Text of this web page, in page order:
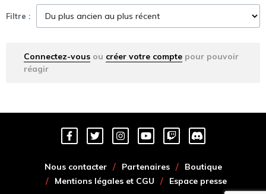
Filtre :
Connectez-vous ou créer votre compte pour pouvoir
réagir
Nous contacter Partenaires
Boutique
Mentions légales et CGU
Espace presse